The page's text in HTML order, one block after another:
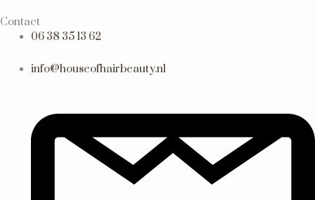
Contact
06 38 35 13 62
info@houseofhairbeauty.nl